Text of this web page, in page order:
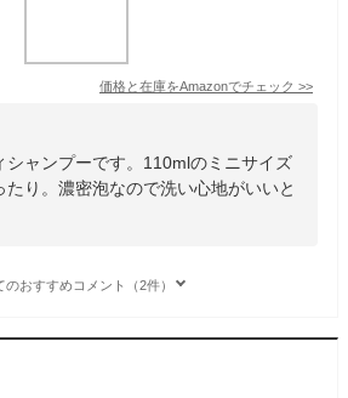
価格と在庫をAmazonでチェック >>
シャンプーです。110mlのミニサイズ
たり。濃密泡なので洗い心地がいいと
のおすすめコメント（2件）